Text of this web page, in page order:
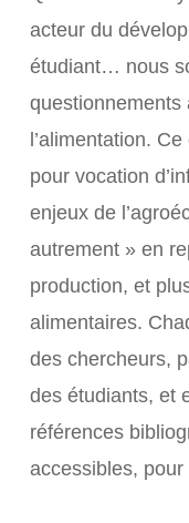
acteur du
étudiant… nous
questionnements
l’alimentation.
pour vocation
enjeux de
autrement » en
production, et
alimentaires.
des chercheurs,
des étudiants, et
références
accessibles,